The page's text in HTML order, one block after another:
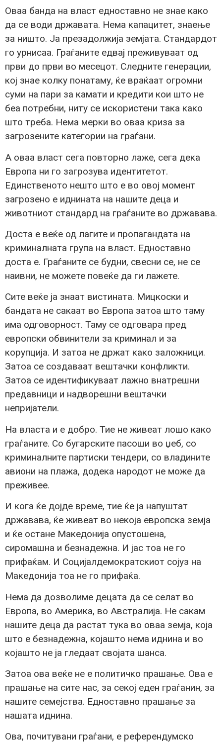
Оваа банда на власт едноставно не знае како
да се води државата. Нема капацитет, знаење
за ништо. Ја презадолжија земјата. Стандардот
го урнисаа. Граѓаните едвај преживуваат од
први до први во месецот. Следните генерации,
кој знае колку понатаму, ќе враќаат огромни
суми на пари за камати и кредити кои што не
беа потребни, ниту се искористени така како
што треба. Нема мерки во оваа криза за
загрозените категории на граѓани.
А оваа власт сега повторно лаже, сега дека
Европа ни го загрозува идентитетот.
Единственото нешто што е во овој момент
загрозено е иднината на нашите деца и
животниот стандард на граѓаните во државава.
Доста е веќе од лагите и пропагандата на
криминалната група на власт. Едноставно
доста е. Граѓаните се будни, свесни се, не се
наивни, не можете повеќе да ги лажете.
Сите веќе ја знаат вистината. Мицкоски и
бандата не сакаат во Европа затоа што таму
има одговорност. Таму се одговара пред
европски обвинители за криминал и за
корупција. И затоа не држат како заложници.
Затоа се создаваат вештачки конфликти.
Затоа се идентификуваат лажно внатрешни
предавници и надворешни вештачки
непријатели.
На власта и е добро. Тие не живеат лошо како
граѓаните. Со бугарските пасоши во џеб, со
криминалните партиски тендери, со владините
авиони на плажа, додека народот не може да
преживее.
И кога ќе дојде време, тие ќе ја напуштат
државава, ќе живеат во некоја европска земја
и ќе остане Македонија опустошена,
сиромашна и безнадежна. И јас тоа не го
прифаќам. И Социјалдемократскиот сојуз на
Македонија тоа не го прифаќа.
Нема да дозволиме децата да се селат во
Европа, во Америка, во Австралија. Не сакам
нашите деца да растат тука во оваа земја, која
што е безнадежна, којашто нема иднина и во
којашто не ја гледаат својата шанса.
Затоа ова веќе не е политичко прашање. Ова е
прашање на сите нас, за секој еден граѓанин, за
нашите семејства. Едноставно прашање за
нашата иднина.
Ова, почитувани граѓани, е референдумско